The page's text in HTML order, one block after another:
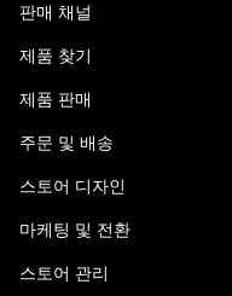
판매 채널
제품 찾기
제품 판매
주문 및 배송
스토어 디자인
마케팅 및 전환
스토어 관리